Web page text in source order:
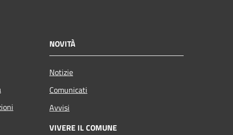
NOVITÀ
Notizie
Comunicati
Avvisi
VIVERE IL COMUNE